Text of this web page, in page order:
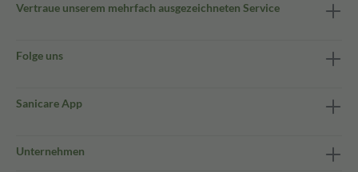
Vertraue unserem mehrfach ausgezeichneten Service
Folge uns
Sanicare App
Unternehmen